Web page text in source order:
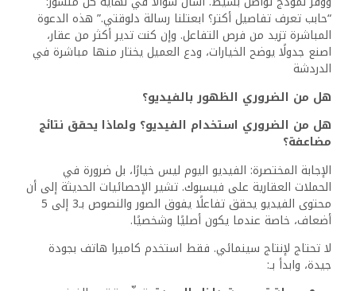
أهمها هو الحديث فقط عن المواصفات دون فوائد. لا تقل “شقة
150 متر – دور ثالث – 3 غرف”، بل اشرح لماذا هذه المساحة
مثالية لعائلة تبحث عن الراحة بدون تكلفة زائدة. خطأ آخر هو
إهمال الردود أو التأخير في التواصل. كل دقيقة تمر بعد رسالة
واحد، بل اجعلها حملة متكاملة ومستمرة
هل يمكن استخدام القصص وتجارب العملاء؟
اشترى وحدة عن طريقك، وارفق صورًا قبل وبعد التسليم، أو
رسالة شكر منه. قصص النجاح تمنح مصداقية، وتفتح باب الثقة
أمام عملاء جدد. يمكنك أن تقول: “أحمد كان بيدور على بيت
جديد بعد ولادة طفله الأول، وده اللي حصل بعد ما شاف
إعلاننا…”
كيف أقيس نجاح الحملات على فيسبوك؟